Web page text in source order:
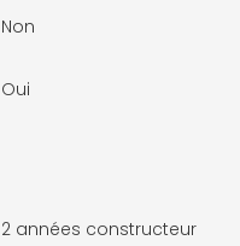
Non
Oui
2 années constructeur